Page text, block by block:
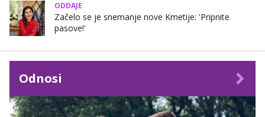
ODDAJE
Začelo se je snemanje nove Kmetije: 'Pripnite
pasove!'
Odnosi